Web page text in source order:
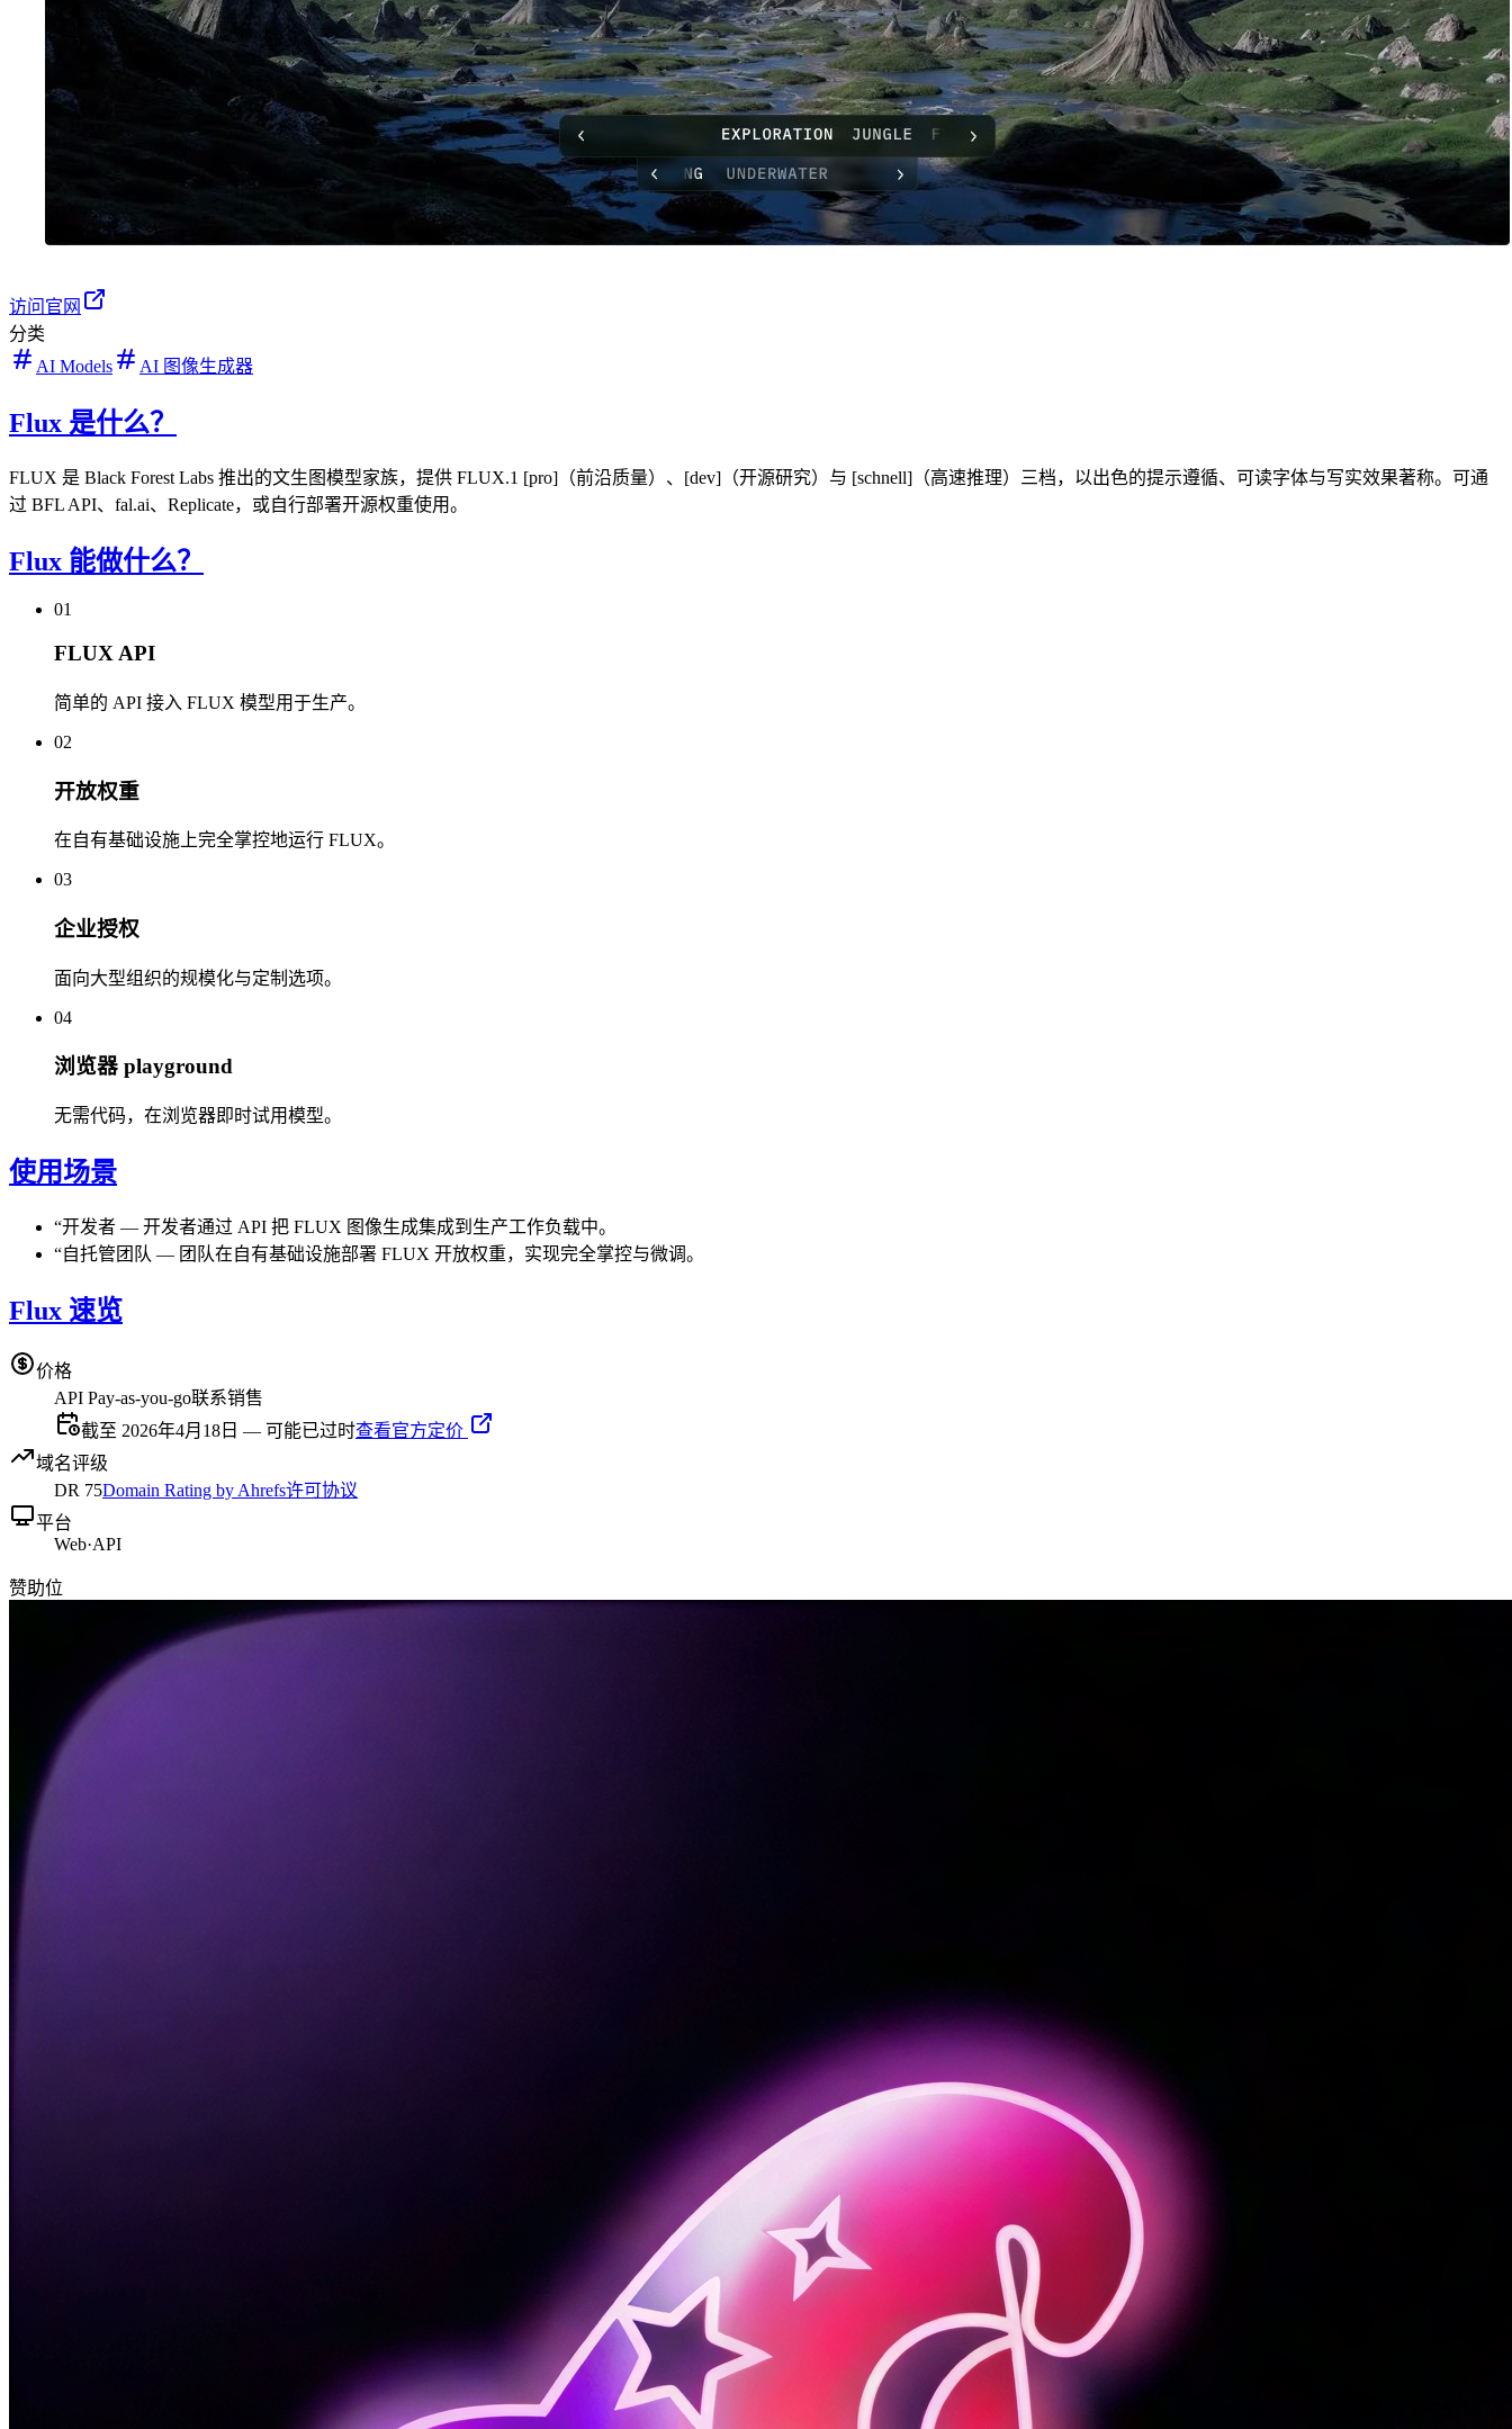
访问官网
分类
AI Models
AI 图像生成器
Flux 是什么？
FLUX 是 Black Forest Labs 推出的文生图模型家族，提供 FLUX.1 [pro]（前沿质量）、[dev]（开源研究）与 [schnell]（高速推理）三档，以出色的提示遵循、可读字体与写实效果著称。可通
过 BFL API、fal.ai、Replicate，或自行部署开源权重使用。
Flux 能做什么？
01
FLUX API
简单的 API 接入 FLUX 模型用于生产。
02
开放权重
在自有基础设施上完全掌控地运行 FLUX。
03
企业授权
面向大型组织的规模化与定制选项。
04
浏览器 playground
无需代码，在浏览器即时试用模型。
使用场景
“开发者 — 开发者通过 API 把 FLUX 图像生成集成到生产工作负载中。
“自托管团队 — 团队在自有基础设施部署 FLUX 开放权重，实现完全掌控与微调。
Flux 速览
价格
API Pay-as-you-go联系销售
截至 2026年4月18日 — 可能已过时查看官方定价
域名评级
DR 75Domain Rating by Ahrefs许可协议
平台
Web·API
赞助位